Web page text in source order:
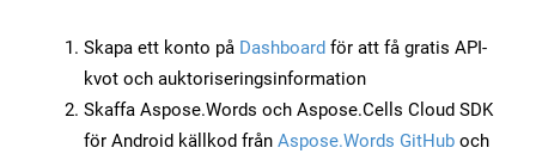
Skapa ett konto på Dashboard för att få gratis API-
kvot och auktoriseringsinformation
Skaffa Aspose.Words och Aspose.Cells Cloud SDK
för Android källkod från Aspose.Words GitHub och